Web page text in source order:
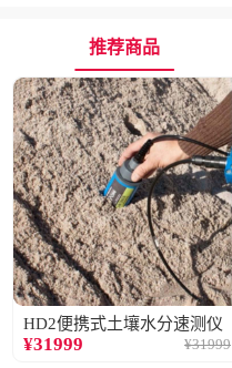
推荐商品
HD2便携式土壤水分速测仪
¥31999 ¥31999